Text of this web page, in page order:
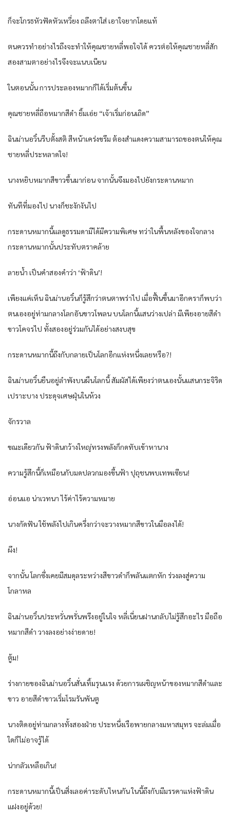
ก็จะโกรธหัวฟัดหัวเหวี่ยง ถลึงตาใส่ เอาใจยากโดยแท้
ตนควรทำอย่างไรถึงจะทำให้คุณชายหลี่พอใจได้ ควรต่อให้คุณชายหลี่สัก
สองสามตาอย่างไรจึงจะแนบเนียน
ในตอนนั้น การประลองหมากก็ได้เริ่มต้นขึ้น
คุณชายหลี่ถือหมากสีดำ ยิ้มเอ่ย “เจ้าเริ่มก่อนเถิด”
ฉินม่านอวิ๋นรีบตั้งสติ สีหน้าเคร่งขรึม ต้องสำแดงความสามารถของตนให้คุณ
ชายหลี่ประหลาดใจ!
นางหยิบหมากสีขาวขึ้นมาก่อน จากนั้นจึงมองไปยังกระดานหมาก
ทันทีที่มองไป นางก็ชะงักงันไป
กระดานหมากนี้แลดูธรรมดามิได้มีความพิเศษ ทว่าในพื้นหลังของใจกลาง
กระดานหมากนั้นประทับตราคล้าย
ลายน้ำ เป็นคำสองคำว่า ‘ฟ้าดิน’!
เพียงแค่เห็น ฉินม่านอวิ๋นก็รู้สึกว่าตนตาพร่าไป เมื่อฟื้นขึ้นมาอีกคราก็พบว่า
ตนเองอยู่ท่ามกลางโลกอันขาวโพลน บนโลกนี้แสนว่างเปล่า มีเพียงอายสีดำ
ขาวโคจรไป ทั้งสองอยู่ร่วมกันได้อย่างสงบสุข
กระดานหมากนี้ถึงกับกลายเป็นโลกอีกแห่งหนึ่งเลยหรือ?!
ฉินม่านอวิ๋นยืนอยู่ลำพังบนผืนโลกนี้ สัมผัสได้เพียงว่าตนเองนั้นแสนกระจิริด
เปราะบาง ประดุจเศษฝุ่นในห้วง
จักรวาล
ขณะเดียวกัน ฟ้าดินกว้างใหญ่ทรงพลังก็กดทับเข้าหานาง
ความรู้สึกนี้ก็เหมือนกับมดปลวกมองขึ้นฟ้า ปุถุชนพบเทพเซียน!
อ่อนแอ น่าเวทนา ไร้ค่าไร้ความหมาย
นางกัดฟัน ใช้พลังไปเกินครึ่งกว่าจะวางหมากสีขาวในมือลงได้!
ผึง!
จากนั้น โลกซึ่งเคยมีสมดุลระหว่างสีขาวดำก็พลันแตกหัก ร่วงลงสู่ความ
โกลาหล
ฉินม่านอวิ๋นประหวั่นพรั่นพรึงอยู่ในใจ หลี่เนี่ยนฝานกลับไม่รู้สึกอะไร มือถือ
หมากสีดำ วางลงอย่างง่ายดาย!
ตู้ม!
ร่างกายของฉินม่านอวิ๋นสั่นเทิ้มรุนแรง ด้วยการเผชิญหน้าของหมากสีดำและ
ขาว อายสีดำขาวเริ่มโรมรันพันตู
นางติดอยู่ท่ามกลางทั้งสองฝ่าย ประหนึ่งเรือพายกลางมหาสมุทร จะล่มเมื่อ
ใดก็ไม่อาจรู้ได้
น่ากลัวเหลือเกิน!
กระดานหมากนี้เป็นสิ่งเลอค่าระดับไหนกัน ในนี้ถึงกับมีมรรคาแห่งฟ้าดิน
แฝงอยู่ด้วย!